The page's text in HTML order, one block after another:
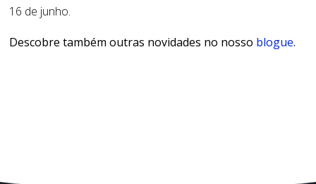
16 de junho.
Descobre também outras novidades no nosso blogue.